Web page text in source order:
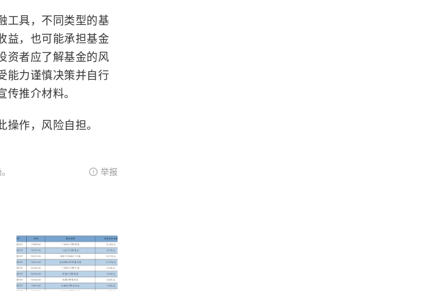
工具，不同类型的基
益，也可能承担基金
资者应了解基金的风
能力谨慎决策并自行
推介材料。
作，风险自担。
举报